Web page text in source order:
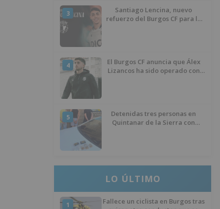
3
Santiago Lencina, nuevo
refuerzo del Burgos CF para la
4
El Burgos CF anuncia que Álex
Lizancos ha sido operado con
5
Detenidas tres personas en
Quintanar de la Sierra con
LO ÚLTIMO
1
Fallece un ciclista en Burgos tras